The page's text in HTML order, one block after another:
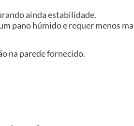
ainda estabilidade.
pano húmido e requer menos
na parede fornecido.